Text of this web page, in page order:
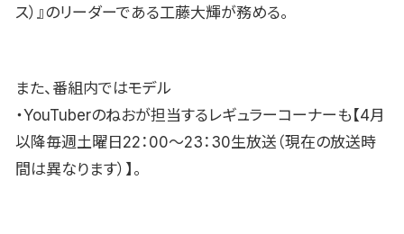
ス）』のリーダーである工藤大輝が務める。
また、番組内ではモデル
・YouTuberのねおが担当するレギュラーコーナーも【4月
以降毎週土曜日22：00〜23：30生放送（現在の放送時
間は異なります）】。